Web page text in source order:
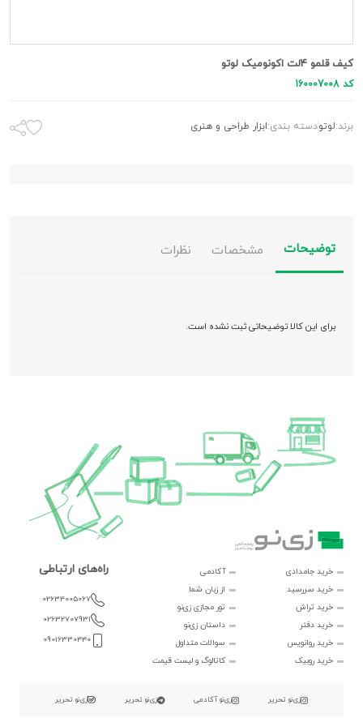
کیف قلمو 4لت اکونومیک لوتو
کد 160007008
برند:لوتودسته بندی:ابزار طراحی و هنری
توضیحات مشخصات نظرات
برای این کالا توضیحاتی ثبت نشده است.
خرید جامدادی
خرید سررسید
خرید تراش
خرید دفتر
خرید روانویس
خرید روبیک
آکادمی
از زبان شما
تور مجازی زی‌نو
داستان زی‌نو
سوالات متداول
کاتالوگ و لیست قیمت
راه‌های ارتباطی
02634005067
02632707931
09016330440
زی‌نو تحریر زی‌نو آکادمی زی‌نو تحریر زی‌نو تحریر